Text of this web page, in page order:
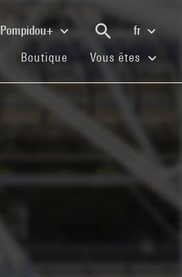
Pompidou+
fr
(current)
Boutique (current)
Vous êtes